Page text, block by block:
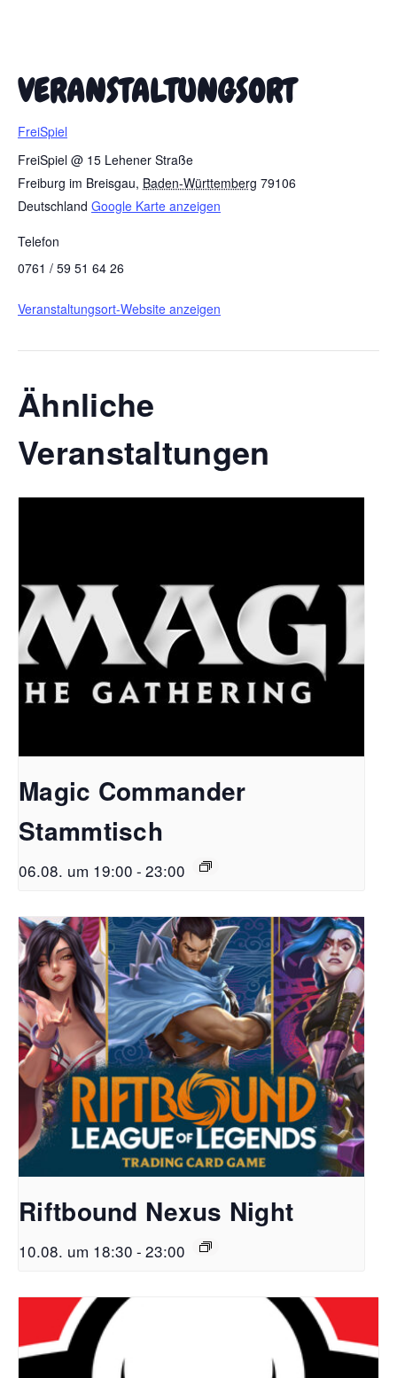
VERANSTALTUNGSORT
FreiSpiel
FreiSpiel @ 15 Lehener Straße
Freiburg im Breisgau, Baden-Württemberg 79106
Deutschland Google Karte anzeigen
Telefon
0761 / 59 51 64 26
Veranstaltungsort-Website anzeigen
Ähnliche
Veranstaltungen
Magic Commander
Stammtisch
06.08. um 19:00 - 23:00
Riftbound Nexus Night
10.08. um 18:30 - 23:00